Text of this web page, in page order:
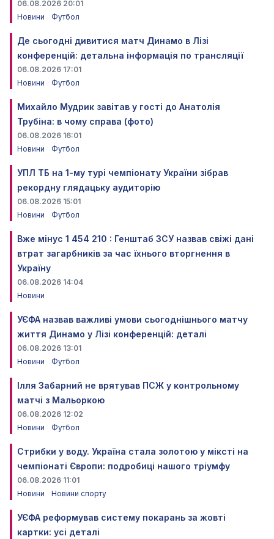
06.08.2026 20:01
Новини
Футбол
Де сьогодні дивитися матч Динамо в Лізі
конференцій: детальна інформація по трансляції
06.08.2026 17:01
Новини
Футбол
Михайло Мудрик завітав у гості до Анатолія
Трубіна: в чому справа (фото)
06.08.2026 16:01
Новини
Футбол
УПЛ ТБ на 1-му турі чемпіонату України зібрав
рекордну глядацьку аудиторію
06.08.2026 15:01
Новини
Футбол
Вже мінус 1 454 210 : Генштаб ЗСУ назвав свіжі дані
втрат загарбників за час їхнього вторгнення в
Україну
06.08.2026 14:04
Новини
УЄФА назвав важливі умови сьогоднішнього матчу
життя Динамо у Лізі конференцій: деталі
06.08.2026 13:01
Новини
Футбол
Ілля Забарний не врятував ПСЖ у контрольному
матчі з Мальоркою
06.08.2026 12:02
Новини
Футбол
Стрибки у воду. Україна стала золотою у міксті на
чемпіонаті Європи: подробиці нашого тріумфу
06.08.2026 11:01
Новини
Новини спорту
УЄФА реформував систему покарань за жовті
картки: усі деталі